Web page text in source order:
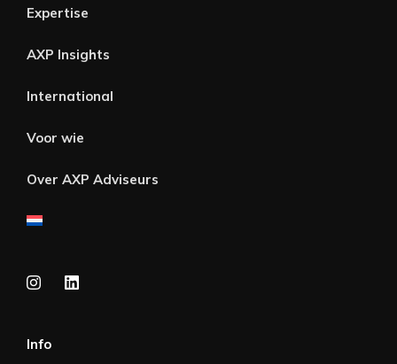
Expertise
AXP Insights
International
Voor wie
Over AXP Adviseurs
Info